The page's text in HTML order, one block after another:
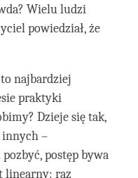
Wielu ludzi
powiedział, że
najbardziej
praktyki
Dzieje się tak,
innych –
postęp bywa
linearny: raz